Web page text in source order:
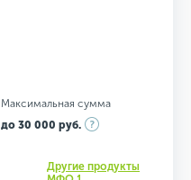
Максимальная сумма
до 30 000 руб.
Другие продукты